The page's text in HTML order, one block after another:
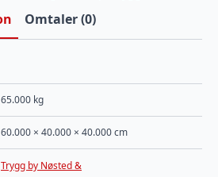
Omtaler (0)
65.000 kg
60.000 × 40.000 × 40.000 cm
Trygg by Nøsted &